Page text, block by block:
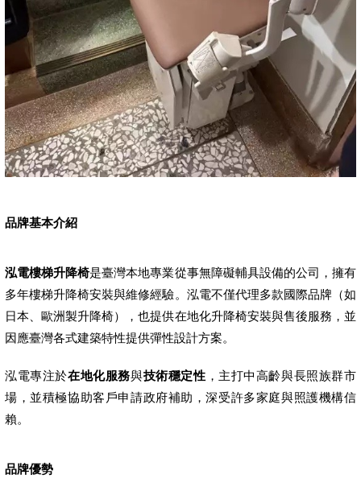
品牌基本介紹
泓電樓梯升降椅是臺灣本地專業從事無障礙輔具設備的公司，擁有
多年樓梯升降椅安裝與維修經驗。泓電不僅代理多款國際品牌（如
日本、歐洲製升降椅），也提供在地化升降椅安裝與售後服務，並
因應臺灣各式建築特性提供彈性設計方案。
泓電專注於在地化服務與技術穩定性 ，主打中高齡與長照族群市
場，並積極協助客戶申請政府補助，深受許多家庭與照護機構信
賴。
品牌優勢